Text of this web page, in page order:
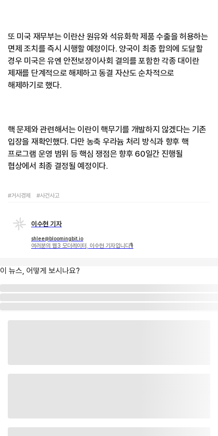
또 미국 재무부는 이란산 원유와 석유화학 제품 수출을 허용하는
면제 조치를 즉시 시행할 예정이다. 양국이 최종 합의에 도달할
경우 미국은 유엔 안전보장이사회 결의를 포함한 각종 대이란
제재를 단계적으로 해제하고 동결 자산도 순차적으로
해제하기로 했다.
핵 문제와 관련해서는 이란이 핵무기를 개발하지 않겠다는 기존
입장을 재확인했다. 다만 농축 우라늄 처리 방식과 향후 핵
프로그램 운영 범위 등 핵심 쟁점은 향후 60일간 진행될
협상에서 최종 결정될 예정이다.
#거시경제 #사건사고
이수현 기자
shlee@bloomingbit.io
여러분의 웹3 모더레이터, 이수현 기자입니다🎙
이 뉴스, 어떻게 보시나요?